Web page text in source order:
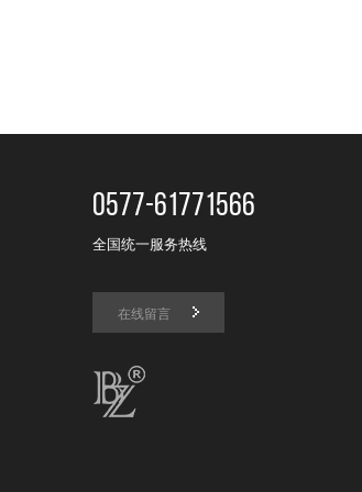
0577-61771566
全国统一服务热线
在线留言